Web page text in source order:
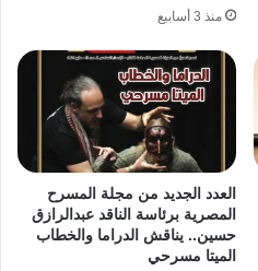
منذ 3 أسابيع
العدد الجديد من مجلة المسرح
المصرية برئاسة الناقد عبدالرازق
حسين.. يناقش الدراما والخطاب
الميتا مسرحي